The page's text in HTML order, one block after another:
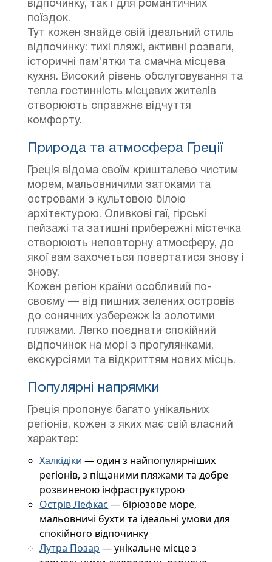
відпочинку, так і для романтичних
поїздок.
Тут кожен знайде свій ідеальний стиль
відпочинку: тихі пляжі, активні розваги,
історичні пам'ятки та смачна місцева
кухня. Високий рівень обслуговування та
тепла гостинність місцевих жителів
створюють справжнє відчуття
комфорту.
Природа та атмосфера Греції
Греція відома своїм кришталево чистим
морем, мальовничими затоками та
островами з культовою білою
архітектурою. Оливкові гаї, гірські
пейзажі та затишні прибережні містечка
створюють неповторну атмосферу, до
якої вам захочеться повертатися знову і
знову.
Кожен регіон країни особливий по-
своєму — від пишних зелених островів
до сонячних узбережж із золотими
пляжами. Легко поєднати спокійний
відпочинок на морі з прогулянками,
екскурсіями та відкриттям нових місць.
Популярні напрямки
Греція пропонує багато унікальних
регіонів, кожен з яких має свій власний
характер:
Халкідіки— один з найпопулярніших
регіонів, з піщаними пляжами та добре
розвиненою інфраструктурою
Острів Лефкас — бірюзове море,
мальовничі бухти та ідеальні умови для
спокійного відпочинку
Лутра Позар — унікальне місце з